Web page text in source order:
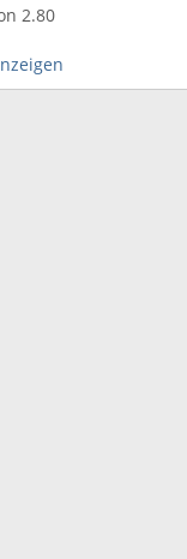
2.80